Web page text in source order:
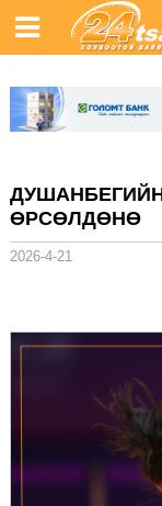
ӨРСӨЛДӨНӨ
2026-4-21